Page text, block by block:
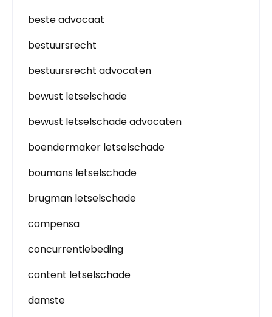
beste advocaat
bestuursrecht
bestuursrecht advocaten
bewust letselschade
bewust letselschade advocaten
boendermaker letselschade
boumans letselschade
brugman letselschade
compensa
concurrentiebeding
content letselschade
damste